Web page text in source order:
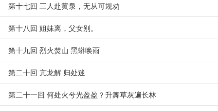
第十七回 三人赴黄泉，无从可规劝
第十八回 姐妹离，父女别。
第十九回 烈火焚山 黑蟒唤雨
第二十回 亢龙解 归处迷
第二十一回 何处火兮光盈盈？升舞草灰遍长林